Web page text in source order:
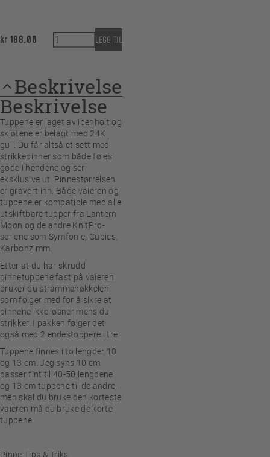
kr 188,00 Lantern Moon utskiftbare tupper - 4 mm - korte
LEGG TIL
Beskrivelse
Beskrivelse
Tuppene er laget av ibenholt og
skjøtene er belagt med 24K
gull. Du får altså et sett med
strikkepinner som både føles
gode i hendene og ser
eksklusive ut. Pinnestørrelsen
er gravert inn. Både vaieren og
tuppene er kompatible med alle
utskiftbare tupper fra Lantern
Moon og de andre KnitPro-
seriene som Symfonie, Cubics,
Karbonz mm.
Etter at du har skrudd
pinnetuppene fast på vaieren
bruker du strammenøkkelen
som følger med for å sikre at
pinnene ikke løsner mens du
strikker. I pakken følger det
også med 2 endestoppere i tre.
Tuppene finnes i to lengder 10
og 13 cm. Jeg syns 10 cm
passer fint til 40-50 lengdene
og 13 cm tuppene til de andre,
men skal du bruke den korteste
vaieren må du bruke de korte
tuppene.
Pinne Tips & Triks